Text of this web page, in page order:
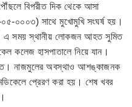
বিপরীত দিক থেকে আসা
জ-০৫-০০০৩) সাথে মুখোমুখি সংঘর্ষ হয়।
এ সময় স্থানীয় লোকজন আহত সুমিত
কলেজ হাসপাতালে নিয়ে যান।
নাজমুলের অবস্থাও আশঙ্কাজনক
প্রেরণ করা হয়। শেষ খবর